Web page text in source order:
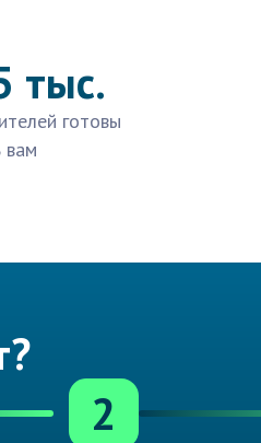
тыс.
готовы
вам
2